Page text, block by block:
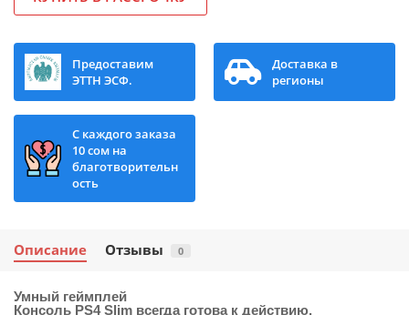
Предоставим
ЭТТН ЭСФ.
Доставка в
регионы
С каждого заказа
10 сом на
благотворительн
ость
Описание Отзывы 0
Умный геймплей
Консоль PS4 Slim всегда готова к действию.